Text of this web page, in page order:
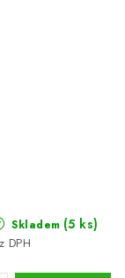
Skladem (5 ks)
DPH